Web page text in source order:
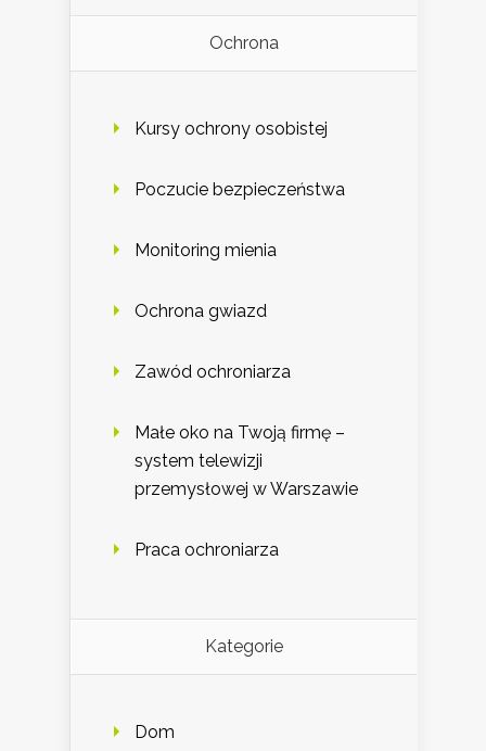
Ochrona
Kursy ochrony osobistej
Poczucie bezpieczeństwa
Monitoring mienia
Ochrona gwiazd
Zawód ochroniarza
Małe oko na Twoją firmę –
system telewizji
przemysłowej w Warszawie
Praca ochroniarza
Kategorie
Dom